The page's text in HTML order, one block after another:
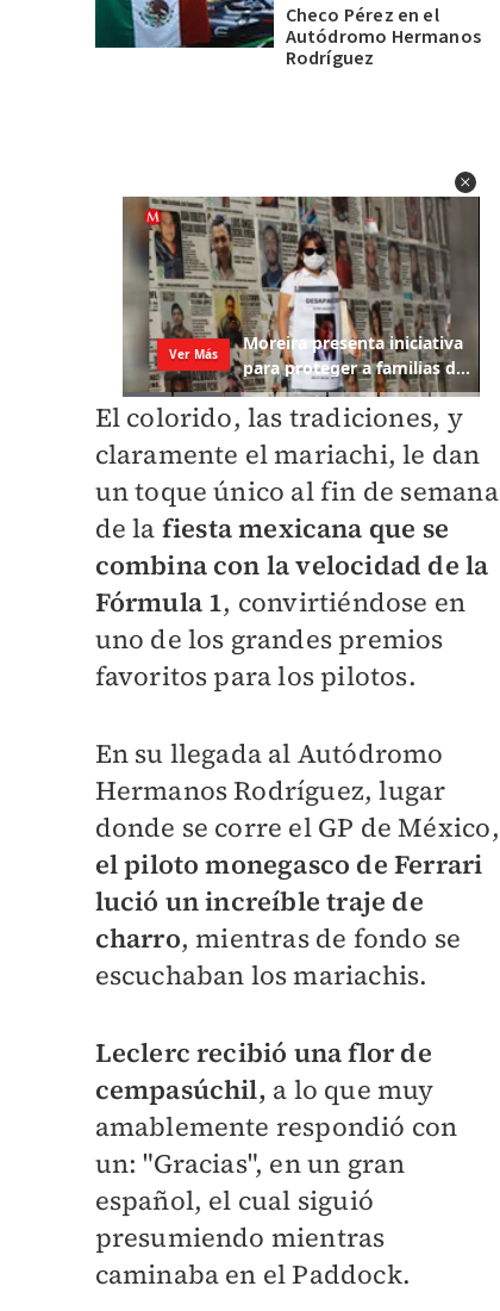
Checo Pérez en el
Autódromo Hermanos
Rodríguez
El colorido, las tradiciones, y
claramente el mariachi, le dan
un toque único al fin de semana
de la fiesta mexicana que se
combina con la velocidad de la
Fórmula 1, convirtiéndose en
uno de los grandes premios
favoritos para los pilotos.
En su llegada al Autódromo
Hermanos Rodríguez, lugar
donde se corre el GP de México,
el piloto monegasco de Ferrari
lució un increíble traje de
charro, mientras de fondo se
escuchaban los mariachis.
Leclerc recibió una flor de
cempasúchil, a lo que muy
amablemente respondió con
un: "Gracias", en un gran
español, el cual siguió
presumiendo mientras
caminaba en el Paddock.